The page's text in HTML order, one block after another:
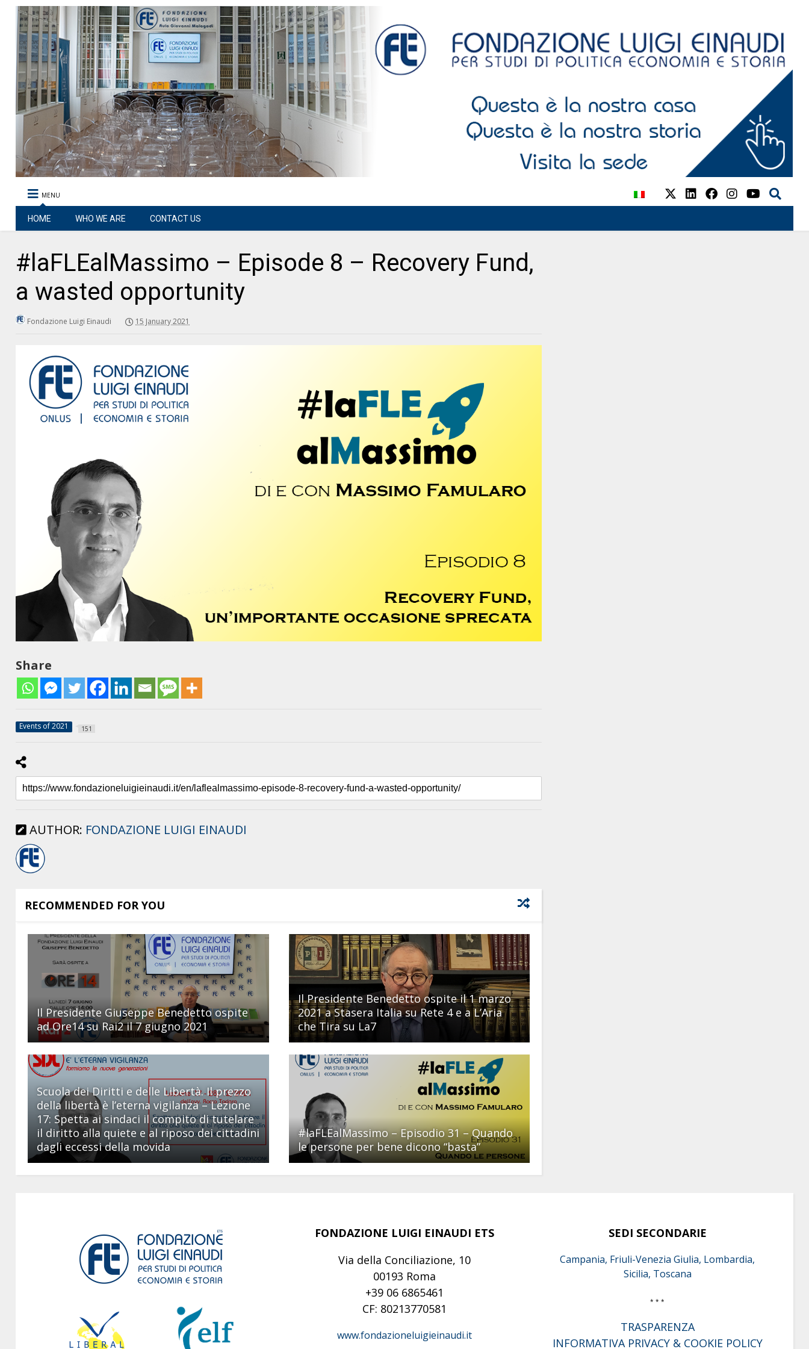
MENU
HOME WHO WE ARE CONTACT US
#laFLEalMassimo – Episode 8 – Recovery Fund,
a wasted opportunity
Fondazione Luigi Einaudi 15 January 2021
Share
Events of 2021 151
AUTHOR: FONDAZIONE LUIGI EINAUDI
RECOMMENDED FOR YOU
Il Presidente Giuseppe Benedetto ospite
ad Ore14 su Rai2 il 7 giugno 2021
Il Presidente Benedetto ospite il 1 marzo
2021 a Stasera Italia su Rete 4 e a L’Aria
che Tira su La7
Scuola dei Diritti e delle Libertà. Il prezzo
della libertà è l’eterna vigilanza – Lezione
17: Spetta ai sindaci il compito di tutelare
il diritto alla quiete e al riposo dei cittadini
dagli eccessi della movida
#laFLEalMassimo – Episodio 31 – Quando
le persone per bene dicono “basta”
FONDAZIONE LUIGI EINAUDI ETS
Via della Conciliazione, 10
00193 Roma
+39 06 6865461
CF: 80213770581
www.fondazioneluigieinaudi.it
SEDI SECONDARIE
Campania, Friuli-Venezia Giulia, Lombardia,
Sicilia, Toscana
* * *
TRASPARENZA
INFORMATIVA PRIVACY & COOKIE POLICY